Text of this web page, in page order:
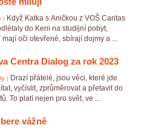
| Když Katka s Aničkou z VOŠ Caritas
do Keni na studijní pobyt,
oči otevřené, sbírají dojmy a ...
Centra Dialog za rok 2023
| Drazí přátelé, jsou věci, které jde
vyčíslit, zprůměrovat a přetavit do
To platí nejen pro svět, ve ...
vážně